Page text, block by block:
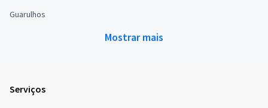
Guarulhos
Mostrar mais
Serviços